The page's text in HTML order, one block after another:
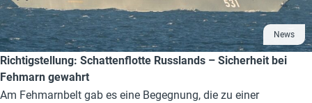
News
Richtigstellung: Schattenflotte Russlands – Sicherheit bei
Fehmarn gewahrt
Am Fehmarnbelt gab es eine Begegnung, die zu einer